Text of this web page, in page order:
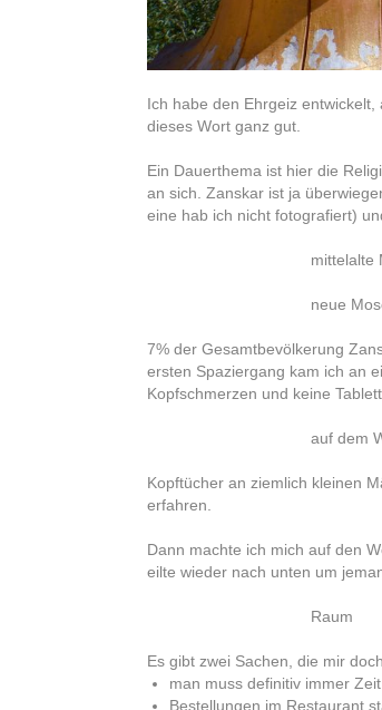
Ich habe den Ehrgeiz
dieses Wort ganz gut.
Ein Dauerthema ist hier die
an sich. Zanskar ist ja
eine hab ich nicht fotografiert)
mittelalte
neue
7% der Gesamtbevölkerung
ersten Spaziergang kam ich an
Kopfschmerzen und keine
auf dem
Kopftücher an ziemlich kleinen
erfahren.
Dann machte ich mich auf den
eilte wieder nach unten um
Raum
Es gibt zwei Sachen, die mir
man muss definitiv immer
Bestellungen im Restaurant